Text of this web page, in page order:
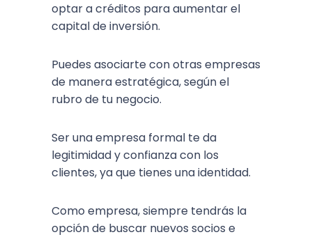
optar a créditos para aumentar el
capital de inversión.
Puedes asociarte con otras empresas
de manera estratégica, según el
rubro de tu negocio.
Ser una empresa formal te da
legitimidad y confianza con los
clientes, ya que tienes una identidad.
Como empresa, siempre tendrás la
opción de buscar nuevos socios e